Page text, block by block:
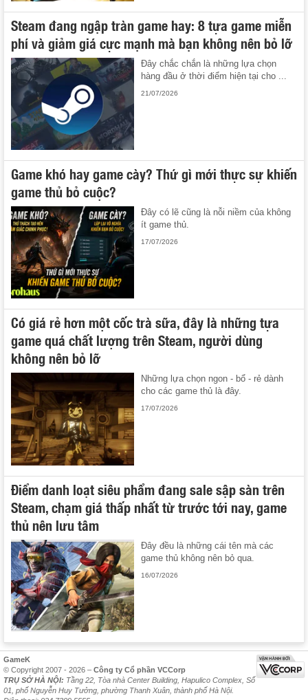
Steam đang ngập tràn game hay: 8 tựa game miễn
phí và giảm giá cực mạnh mà bạn không nên bỏ lỡ
Đây chắc chắn là những lựa chọn
hàng đầu ở thời điểm hiện tại cho ...
21/07/2026
Game khó hay game cày? Thứ gì mới thực sự khiến
game thủ bỏ cuộc?
Đây có lẽ cũng là nỗi niềm của không
ít game thủ.
17/07/2026
Có giá rẻ hơn một cốc trà sữa, đây là những tựa
game quá chất lượng trên Steam, người dùng
không nên bỏ lỡ
Những lựa chọn ngon - bổ - rẻ dành
cho các game thủ là đây.
17/07/2026
Điểm danh loạt siêu phẩm đang sale sập sàn trên
Steam, chạm giá thấp nhất từ trước tới nay, game
thủ nên lưu tâm
Đây đều là những cái tên mà các
game thủ không nên bỏ qua.
16/07/2026
GameK
© Copyright 2007 - 2026 – Công ty Cổ phần VCCorp
TRỤ SỞ HÀ NỘI: Tầng 22, Tòa nhà Center Building, Hapulico Complex, Số
01, phố Nguyễn Huy Tưởng, phường Thanh Xuân, thành phố Hà Nội.